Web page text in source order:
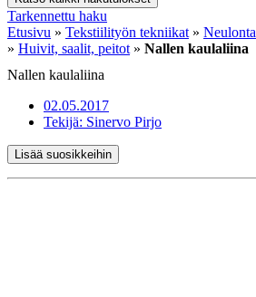
Tarkennettu haku
Etusivu » Tekstiilityön tekniikat » Neulonta
» Huivit, saalit, peitot » Nallen kaulaliina
Nallen kaulaliina
02.05.2017
Tekijä: Sinervo Pirjo
Lisää suosikkeihin